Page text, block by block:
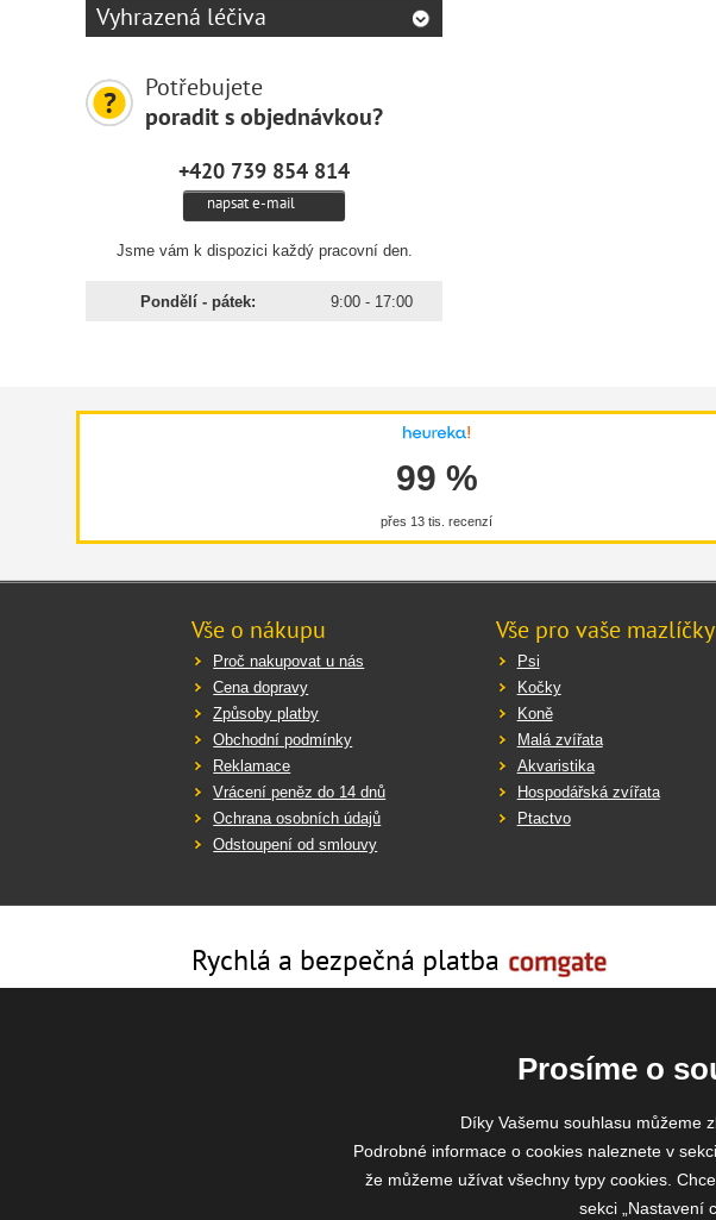
Vyhrazená léčiva
Potřebujete
poradit s objednávkou?
+420 739 854 814
napsat e-mail
Jsme vám k dispozici každý pracovní den.
Pondělí - pátek: 9:00 - 17:00
99 %
přes 13 tis. recenzí
Vše o nákupu
Proč nakupovat u nás
Cena dopravy
Způsoby platby
Obchodní podmínky
Reklamace
Vrácení peněz do 14 dnů
Ochrana osobních údajů
Odstoupení od smlouvy
Vše pro vaše mazlíčky
Psi
Kočky
Koně
Malá zvířata
Akvaristika
Hospodářská zvířata
Ptactvo
Rychlá a bezpečná platba
Prosíme o
Díky Vašemu souhlasu můžeme
Podrobné informace o cookies naleznete v sekci
že můžeme užívat všechny typy cookies.
sekci „Nastavení